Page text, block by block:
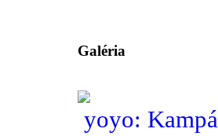
Galéria
yoyo: